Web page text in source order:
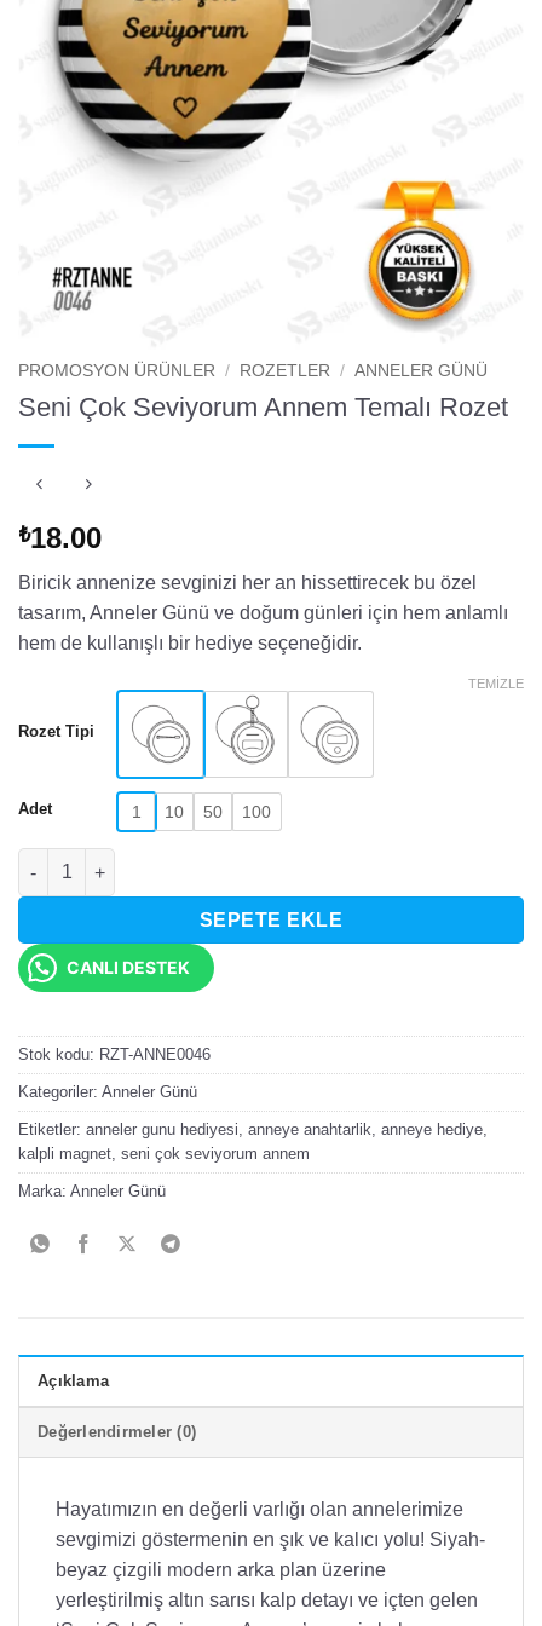
PROMOSYON ÜRÜNLER / ROZETLER / ANNELER GÜNÜ
Seni Çok Seviyorum Annem Temalı Rozet
₺18.00
Biricik annenize sevginizi her an hissettirecek bu özel
tasarım, Anneler Günü ve doğum günleri için hem anlamlı
hem de kullanışlı bir hediye seçeneğidir.
Rozet Tipi
Adet 1 10 50 100
TEMIZLE
Seni Çok Seviyorum Annem Temalı Rozet adet
SEPETE EKLE
CANLI DESTEK
Stok kodu: RZT-ANNE0046
Kategoriler: Anneler Günü
Etiketler: anneler gunu hediyesi, anneye anahtarlik, anneye hediye,
kalpli magnet, seni çok seviyorum annem
Marka: Anneler Günü
Açıklama
Değerlendirmeler (0)
Hayatımızın en değerli varlığı olan annelerimize
sevgimizi göstermenin en şık ve kalıcı yolu! Siyah-
beyaz çizgili modern arka plan üzerine
yerleştirilmiş altın sarısı kalp detayı ve içten gelen